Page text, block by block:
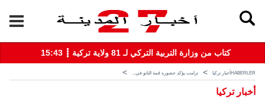
15:43 ┋ كتاب من وزارة التربية التركي لـ 81 ولاية تركية
HABERLER أخبار تركيا ترامب يؤكد حضوره قمة الناتو في...
أخبار تركيا